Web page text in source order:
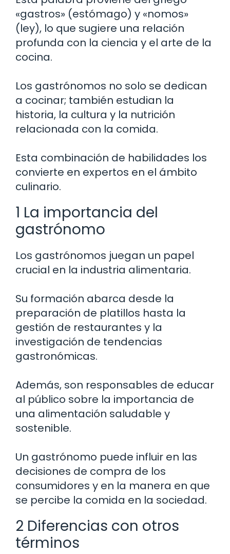
«gastros» (estómago) y «nomos»
(ley), lo que sugiere una relación
profunda con la ciencia y el arte de la
cocina.
Los gastrónomos no solo se dedican
a cocinar; también estudian la
historia, la cultura y la nutrición
relacionada con la comida.
Esta combinación de habilidades los
convierte en expertos en el ámbito
culinario.
1 La importancia del
gastrónomo
Los gastrónomos juegan un papel
crucial en la industria alimentaria.
Su formación abarca desde la
preparación de platillos hasta la
gestión de restaurantes y la
investigación de tendencias
gastronómicas.
Además, son responsables de educar
al público sobre la importancia de
una alimentación saludable y
sostenible.
Un gastrónomo puede influir en las
decisiones de compra de los
consumidores y en la manera en que
se percibe la comida en la sociedad.
2 Diferencias con otros
términos